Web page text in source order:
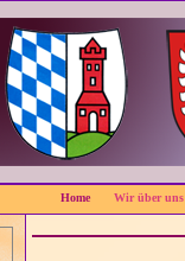
Home Wir über uns